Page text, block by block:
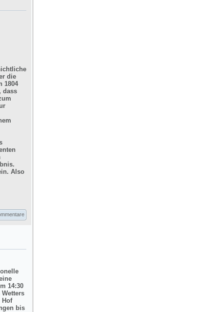
die
1804
dass
Also
14:30
Hof
bis